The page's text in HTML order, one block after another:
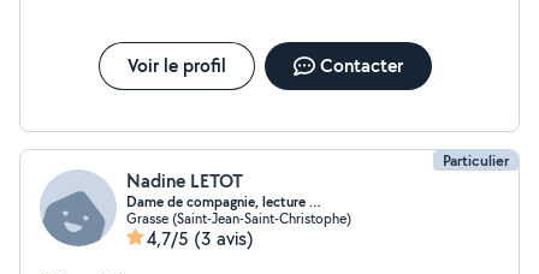
Voir le profil Contacter
Particulier
Nadine LETOT
Dame de compagnie, lecture …
Grasse (Saint-Jean-Saint-Christophe)
4,7/5 (3 avis)